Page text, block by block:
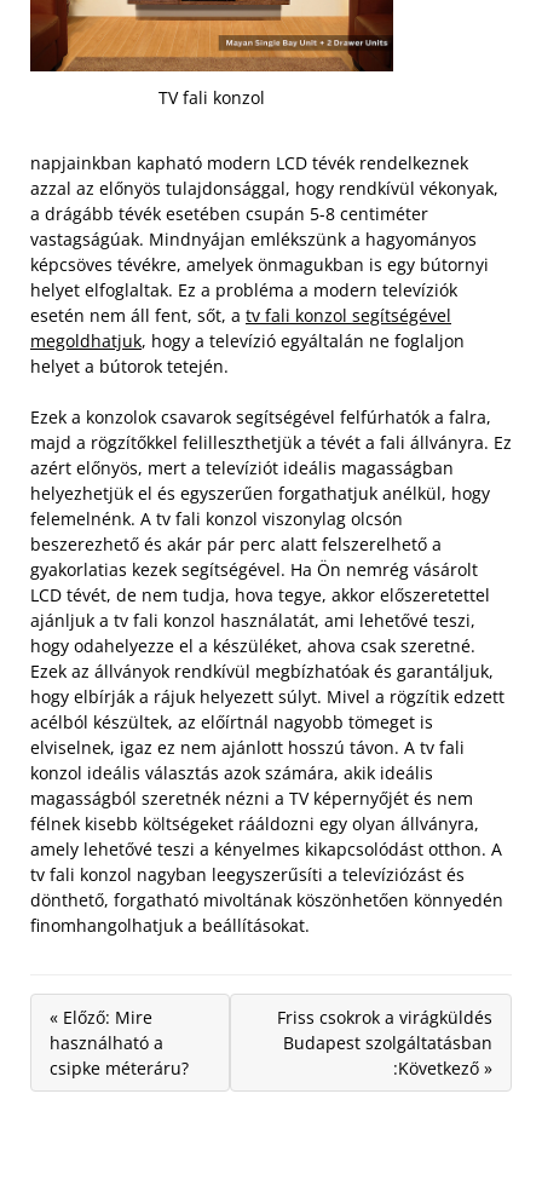
TV fali konzol
napjainkban kapható modern LCD tévék rendelkeznek
azzal az előnyös tulajdonsággal, hogy rendkívül vékonyak,
a drágább tévék esetében csupán 5-8 centiméter
vastagságúak. Mindnyájan emlékszünk a hagyományos
képcsöves tévékre, amelyek önmagukban is egy bútornyi
helyet elfoglaltak. Ez a probléma a modern televíziók
esetén nem áll fent, sőt, a tv fali konzol segítségével
megoldhatjuk, hogy a televízió egyáltalán ne foglaljon
helyet a bútorok tetején.
Ezek a konzolok csavarok segítségével felfúrhatók a falra,
majd a rögzítőkkel felilleszthetjük a tévét a fali állványra. Ez
azért előnyös, mert a televíziót ideális magasságban
helyezhetjük el és egyszerűen forgathatjuk anélkül, hogy
felemelnénk. A tv fali konzol viszonylag olcsón
beszerezhető és akár pár perc alatt felszerelhető a
gyakorlatias kezek segítségével. Ha Ön nemrég vásárolt
LCD tévét, de nem tudja, hova tegye, akkor előszeretettel
ajánljuk a tv fali konzol használatát, ami lehetővé teszi,
hogy odahelyezze el a készüléket, ahova csak szeretné.
Ezek az állványok rendkívül megbízhatóak és garantáljuk,
hogy elbírják a rájuk helyezett súlyt. Mivel a rögzítik edzett
acélból készültek, az előírtnál nagyobb tömeget is
elviselnek, igaz ez nem ajánlott hosszú távon. A tv fali
konzol ideális választás azok számára, akik ideális
magasságból szeretnék nézni a TV képernyőjét és nem
félnek kisebb költségeket rááldozni egy olyan állványra,
amely lehetővé teszi a kényelmes kikapcsolódást otthon. A
tv fali konzol nagyban leegyszerűsíti a televíziózást és
dönthető, forgatható mivoltának köszönhetően könnyedén
finomhangolhatjuk a beállításokat.
« Előző: Mire
használható a
csipke méteráru?
Friss csokrok a virágküldés
Budapest szolgáltatásban
:Következő »